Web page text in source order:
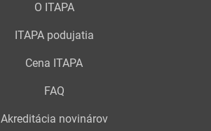
O ITAPA
ITAPA podujatia
Cena ITAPA
FAQ
Akreditácia novinárov